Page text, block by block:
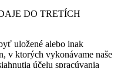
DO TRETÍCH
uložené alebo inak
v ktorých vykonávame naše
účelu spracúvania